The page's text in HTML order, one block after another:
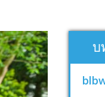
บ